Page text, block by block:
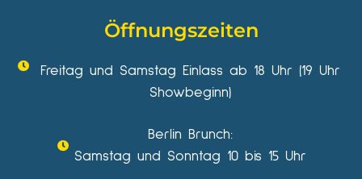
Öffnungszeiten
Freitag und Samstag Einlass ab 18 Uhr (19 Uhr
Showbeginn)
Berlin Brunch:
Samstag und Sonntag 10 bis 15 Uhr